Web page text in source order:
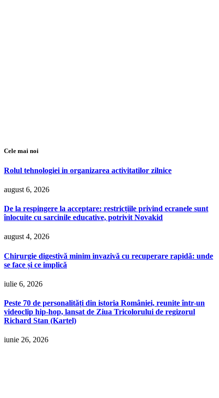
Cele mai noi
Rolul tehnologiei in organizarea activitatilor zilnice
august 6, 2026
De la respingere la acceptare: restricțiile privind ecranele sunt
înlocuite cu sarcinile educative, potrivit Novakid
august 4, 2026
Chirurgie digestivă minim invazivă cu recuperare rapidă: unde
se face și ce implică
iulie 6, 2026
Peste 70 de personalități din istoria României, reunite într-un
videoclip hip-hop, lansat de Ziua Tricolorului de regizorul
Richard Stan (Kartel)
iunie 26, 2026